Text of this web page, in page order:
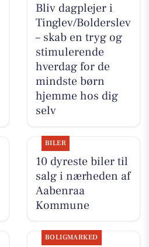
Bliv dagplejer i
Tinglev/Bolderslev
– skab en tryg og
stimulerende
hverdag for de
mindste børn
hjemme hos dig
selv
BILER
10 dyreste biler til
salg i nærheden af
Aabenraa
Kommune
BOLIGMARKED